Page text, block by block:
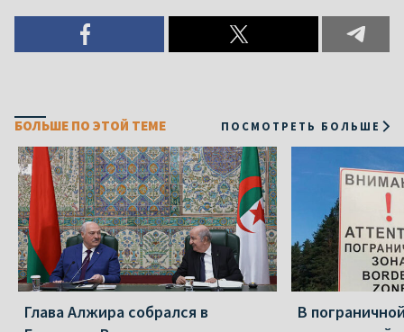
БОЛЬШЕ ПО ЭТОЙ ТЕМЕ ПОСМОТРЕТЬ БОЛЬШЕ
Глава Алжира собрался в
В